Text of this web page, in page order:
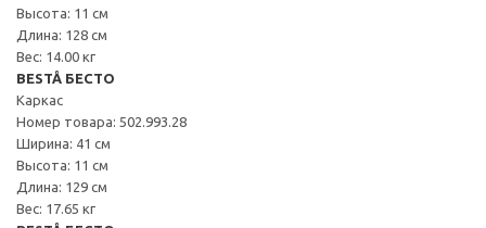
Высота: 11 см
Длина: 128 см
Вес: 14.00 кг
BESTÅ БЕСТО
Каркас
Номер товара: 502.993.28
Ширина: 41 см
Высота: 11 см
Длина: 129 см
Вес: 17.65 кг